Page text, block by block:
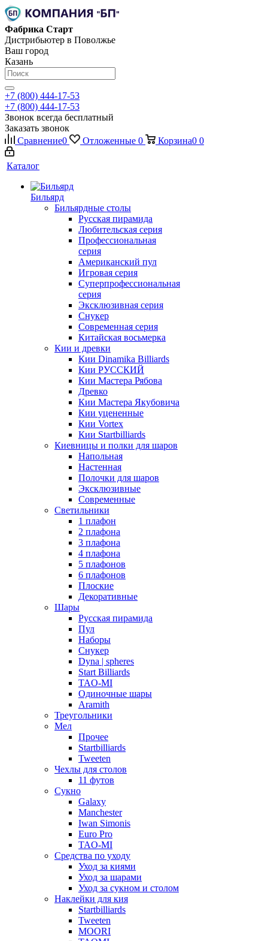
Фабрика Старт
Дистрибьютер в Поволжье
Ваш город
Казань
+7 (800) 444-17-53
+7 (800) 444-17-53
Звонок всегда бесплатный
Заказать звонок
Сравнение0 Отложенные 0 Корзина0 0
Каталог
Бильярд
Бильярдные столы
Русская пирамида
Любительская серия
Профессиональная
серия
Американский пул
Игровая серия
Суперпрофессиональная
серия
Эксклюзивная серия
Снукер
Современная серия
Китайская восьмерка
Кии и древки
Кии Dinamika Billiards
Кии РУССКИЙ
Кии Мастера Рябова
Древко
Кии Мастера Якубовича
Кии уцененные
Кии Vortex
Кии Startbilliards
Киевницы и полки для шаров
Напольная
Настенная
Полочки для шаров
Эксклюзивные
Современные
Светильники
1 плафон
2 плафона
3 плафона
4 плафона
5 плафонов
6 плафонов
Плоские
Декоративные
Шары
Русская пирамида
Пул
Наборы
Снукер
Dyna | spheres
Start Billiards
TAO-MI
Одиночные шары
Aramith
Треугольники
Мел
Прочее
Startbilliards
Tweeten
Чехлы для столов
11 футов
Сукно
Galaxy
Manchester
Iwan Simonis
Euro Pro
TAO-MI
Средства по уходу
Уход за киями
Уход за шарами
Уход за сукном и столом
Наклейки для кия
Startbilliards
Tweeten
MOORI